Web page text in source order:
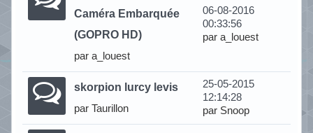
Caméra Embarquée
(GOPRO HD)
par a_louest
06-08-2016
00:33:56
par a_louest
skorpion lurcy levis
par Taurillon
25-05-2015
12:14:28
par Snoop